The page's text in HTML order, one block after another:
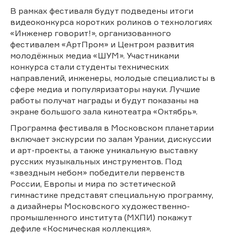
В рамках фестиваля будут подведены итоги
видеоконкурса коротких роликов о технологиях
«Инженер говорит!», организованного
фестивалем «АртПром» и Центром развития
молодёжных медиа «ШУМ». Участниками
конкурса стали студенты технических
направлений, инженеры, молодые специалисты в
сфере медиа и популяризаторы науки. Лучшие
работы получат награды и будут показаны на
экране большого зала кинотеатра «Октябрь».
Программа фестиваля в Московском планетарии
включает экскурсии по залам Урании, дискуссии
и арт-проекты, а также уникальную выставку
русских музыкальных инструментов. Под
«звездным небом» победители первенств
России, Европы и мира по эстетической
гимнастике представят специальную программу,
а дизайнеры Московского художественно-
промышленного института (МХПИ) покажут
дефиле «Космическая коллекция».